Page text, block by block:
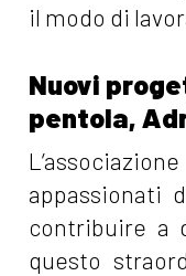
il modo di
Nuovi
pentola,
appassionati
contribuire a
questo